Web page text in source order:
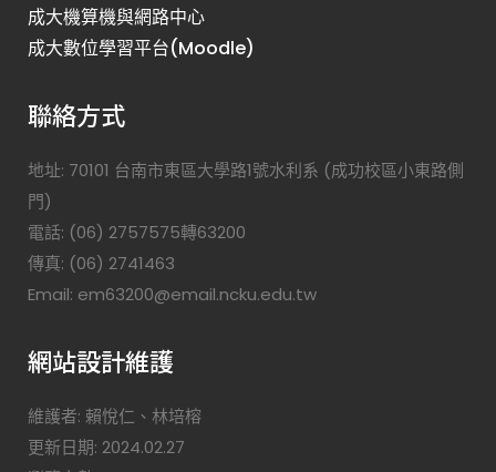
成大機算機與網路中心
成大數位學習平台(Moodle)
聯絡方式
地址: 70101 台南市東區大學路1號水利系 (成功校區小東路側
門)
電話: (06) 2757575轉63200
傳真: (06) 2741463
Email: em63200@email.ncku.edu.tw
網站設計維護
維護者: 賴悅仁、林培榕
更新日期: 2024.02.27